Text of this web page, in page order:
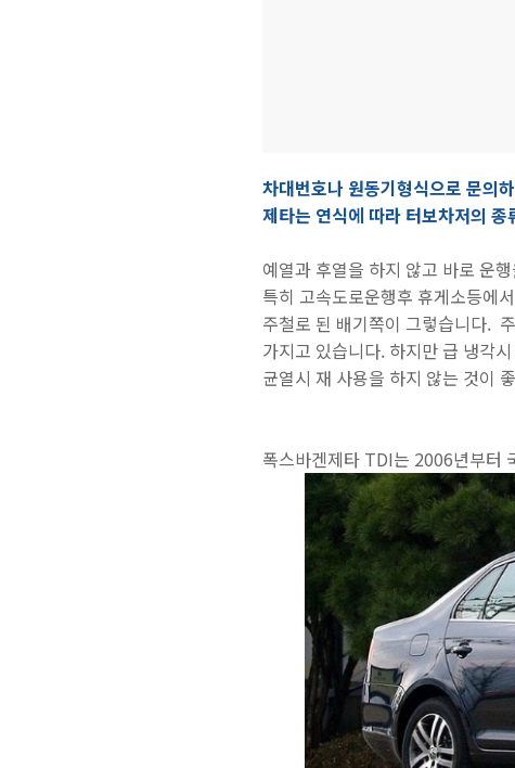
차대번호나 원동기형식으로 문의
제타는 연식에 따라 터보차저의 종
예열과 후열을 하지 않고 바로 운
특히 고속도로운행후 휴게소등에
주철로 된 배기쪽이 그렇습니다.
가지고 있습니다. 하지만 급 냉각
균열시 재 사용을 하지 않는 것이
폭스바겐제타 TDI는 2006년부터